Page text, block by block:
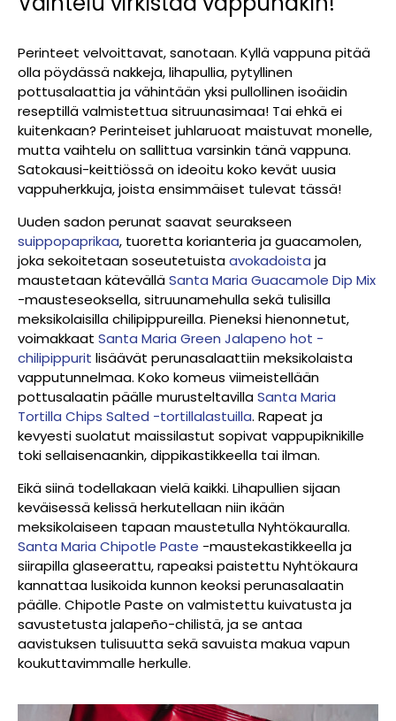
Perinteet velvoittavat, sanotaan. Kyllä vappuna pitää
olla pöydässä nakkeja, lihapullia, pytyllinen
pottusalaattia ja vähintään yksi pullollinen isoäidin
reseptillä valmistettua sitruunasimaa! Tai ehkä ei
kuitenkaan? Perinteiset juhlaruoat maistuvat monelle,
mutta vaihtelu on sallittua varsinkin tänä vappuna.
Satokausi-keittiössä on ideoitu koko kevät uusia
vappuherkkuja, joista ensimmäiset tulevat tässä!
Uuden sadon perunat saavat seurakseen
suippopaprikaa, tuoretta korianteria ja guacamolen,
joka sekoitetaan soseutetuistaavokadoista ja
maustetaan kätevälläSanta Maria Guacamole Dip Mix
-mausteseoksella, sitruunamehulla sekä tulisilla
meksikolaisilla chilipippureilla. Pieneksi hienonnetut,
voimakkaat Santa Maria Green Jalapeno hot -
chilipippurit lisäävät perunasalaattiin meksikolaista
vapputunnelmaa. Koko komeus viimeistellään
pottusalaatin päälle murusteltavillaSanta Maria
Tortilla Chips Salted -tortillalastuilla. Rapeat ja
kevyesti suolatut maissilastut sopivat vappupiknikille
toki sellaisenaankin, dippikastikkeella tai ilman.
Eikä siinä todellakaan vielä kaikki. Lihapullien sijaan
keväisessä kelissä herkutellaan niin ikään
meksikolaiseen tapaan maustetulla Nyhtökauralla.
Santa Maria Chipotle Paste -maustekastikkeella ja
siirapilla glaseerattu, rapeaksi paistettu Nyhtökaura
kannattaa lusikoida kunnon keoksi perunasalaatin
päälle. Chipotle Paste on valmistettu kuivatusta ja
savustetusta jalapeño-chilistä, ja se antaa
aavistuksen tulisuutta sekä savuista makua vapun
koukuttavimmalle herkulle.